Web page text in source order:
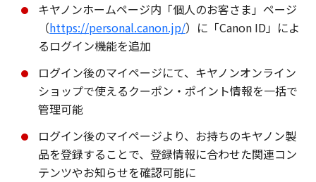
キヤノンホームページ内「個人のお客さま」ページ
（https://personal.canon.jp/）に「Canon ID」によ
るログイン機能を追加
ログイン後のマイページにて、キヤノンオンライン
ショップで使えるクーポン・ポイント情報を一括で
管理可能
ログイン後のマイページより、お持ちのキヤノン製
品を登録することで、登録情報に合わせた関連コン
テンツやお知らせを確認可能に